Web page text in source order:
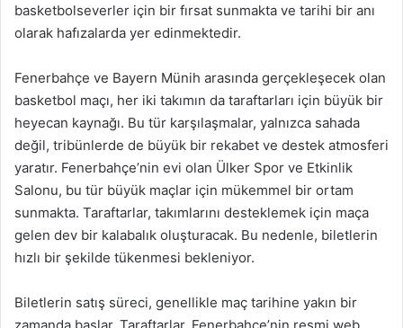
basketbolseverler için bir fırsat sunmakta ve tarihi bir anı
olarak hafızalarda yer edinmektedir.
Fenerbahçe ve Bayern Münih arasında gerçekleşecek olan
basketbol maçı, her iki takımın da taraftarları için büyük bir
heyecan kaynağı. Bu tür karşılaşmalar, yalnızca sahada
değil, tribünlerde de büyük bir rekabet ve destek atmosferi
yaratır. Fenerbahçe’nin evi olan Ülker Spor ve Etkinlik
Salonu, bu tür büyük maçlar için mükemmel bir ortam
sunmakta. Taraftarlar, takımlarını desteklemek için maça
gelen dev bir kalabalık oluşturacak. Bu nedenle, biletlerin
hızlı bir şekilde tükenmesi bekleniyor.
Biletlerin satış süreci, genellikle maç tarihine yakın bir
zamanda başlar. Taraftarlar, Fenerbahçe’nin resmi web